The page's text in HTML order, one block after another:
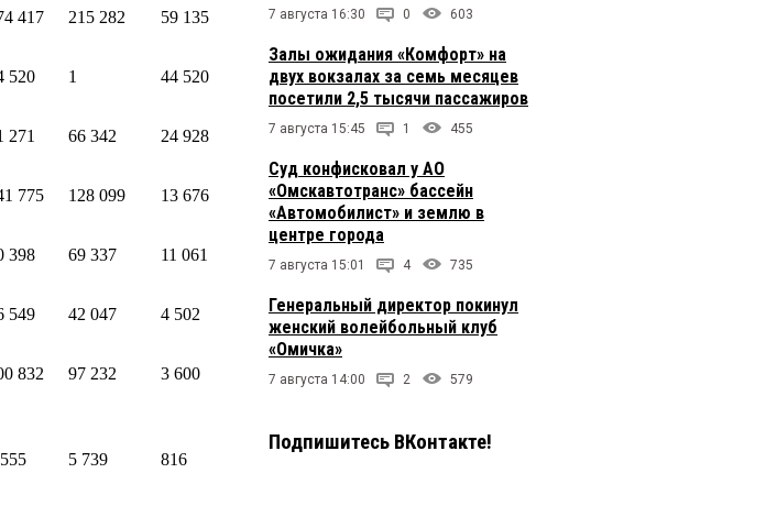
417 215 282 59 135
520 1 44 520
271 66 342 24 928
775 128 099 13 676
398 69 337 11 061
549 42 047 4 502
832 97 232 3 600
5 739 816
7 августа 16:30 0 603
Залы ожидания «Комфорт» на
двух вокзалах за семь месяцев
посетили 2,5 тысячи пассажиров
7 августа 15:45 1 455
Суд конфисковал у АО
«Омскавтотранс» бассейн
«Автомобилист» и землю в
центре города
7 августа 15:01 4 735
Генеральный директор покинул
женский волейбольный клуб
«Омичка»
7 августа 14:00 2 579
Подпишитесь ВКонтакте!